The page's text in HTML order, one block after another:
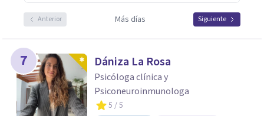
Anterior Más días Siguiente
7 Dániza La Rosa
Psicóloga clínica y
Psiconeuroinmunologa
5 / 5